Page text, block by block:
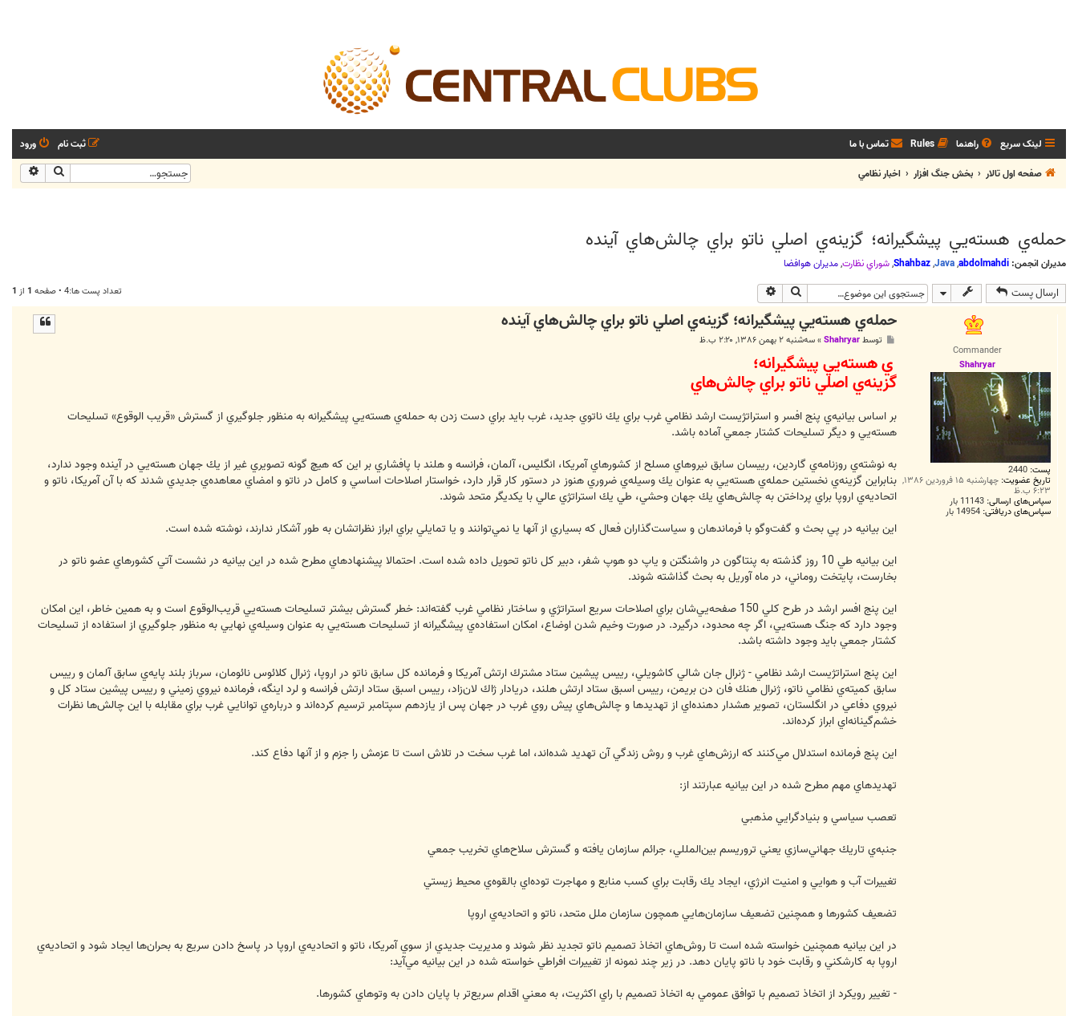
لینک سریع راهنما Rules تماس با ما ورود
ثبت نام
صفحه اول تالار
بخش جنگ افزار اخبار نظامي جستجو
حمله‌ي هسته‌يي پيشگيرانه؛ گزينه‌ي اصلي ناتو براي چالش‌هاي آينده
مدیران انجمن: abdolmahdi
,
Java
,
Shahbaz
,شوراي نظارت,مديران هوافضا
ارسال پست جستجو تعداد پست ها:4 • صفحه 1 از 1
Commander
Shahryar
پست: 2440
تاریخ عضویت: چهارشنبه ۱۵ فروردین ۱۳۸۶,
۶:۲۳ ب.ظ
سپاس‌های ارسالی: 11143 بار
سپاس‌های دریافتی: 14954 بار
حمله‌ي هسته‌يي پيشگيرانه؛ گزينه‌ي اصلي ناتو براي چالش‌هاي آينده
ت
توسطShahryar
»سه‌شنبه ۲ بهمن ۱۳۸۶, ۲:۲۰ ب.ظ
‌ي هسته‌يي پيشگيرانه؛
گزينه‌ي اصلي ناتو براي چالش‌هاي
بر اساس بيانيه‌ي پنج افسر و استراتژيست ارشد نظامي غرب براي يك ناتوي جديد، غرب بايد براي دست زدن به حمله‌ي هسته‌يي پيشگيرانه به منظور جلوگيري از گسترش «قريب الوقوع» تسليحات
هسته‌يي و ديگر تسليحات كشتار جمعي آماده باشد.
به نوشته‌ي روزنامه‌ي گاردين، رييسان سابق نيروهاي مسلح از كشورهاي آمريكا، انگليس، آلمان، فرانسه و هلند با پافشاري بر اين كه هيچ گونه تصويري غير از يك جهان هسته‌يي در آينده وجود ندارد،
بنابراين گزينه‌ي نخستين حمله‌ي هسته‌يي به عنوان يك وسيله‌ي ضروري هنوز در دستور كار قرار دارد، خواستار اصلاحات اساسي و كامل در ناتو و امضاي معاهده‌ي جديدي شدند كه با آن آمريكا، ناتو و
اتحاديه‌ي اروپا براي پرداختن به چالش‌هاي يك جهان وحشي، طي يك استراتژي عالي با يكديگر متحد شوند.
اين بيانيه در پي بحث و گفت‌وگو با فرماندهان و سياست‌گذاران فعال كه بسياري از آنها يا نمي‌توانند و يا تمايلي براي ابراز نظراتشان به طور آشكار ندارند، نوشته شده است.
اين بيانيه طي 10 روز گذشته به پنتاگون در واشنگتن و ياپ دو هوپ شفر، دبير كل ناتو تحويل داده شده است. احتمالا پيشنهادهاي مطرح شده در اين بيانيه در نشست آتي كشورهاي عضو ناتو در
بخارست، پايتخت روماني، در ماه آوريل به بحث گذاشته شوند.
اين پنج افسر ارشد در طرح كلي 150 صفحه‌يي‌شان براي اصلاحات سريع استراتژي و ساختار نظامي غرب گفته‌اند: خطر گسترش بيشتر تسليحات هسته‌يي قريب‌الوقوع است و به همين خاطر، اين امكان
وجود دارد كه جنگ هسته‌يي، اگر چه محدود، درگيرد. در صورت وخيم شدن اوضاع، امكان استفاده‌ي پيشگيرانه از تسليحات هسته‌يي به عنوان وسيله‌ي نهايي به منظور جلوگيري از استفاده از تسليحات
كشتار جمعي بايد وجود داشته باشد.
اين پنج استراتژيست ارشد نظامي - ژنرال جان شالي كاشويلي، رييس پيشين ستاد مشترك ارتش آمريكا و فرمانده‌ كل سابق ناتو در اروپا، ‌ژنرال كلائوس نائومان، سرباز بلند پايه‌ي سابق آلمان و رييس
سابق كميته‌ي نظامي ناتو، ژنرال هنك فان دن بريمن، رييس اسبق ستاد ارتش هلند، دريادار ژاك لان‌زاد، رييس اسبق ستاد ارتش فرانسه و لرد اينگه، فرمانده نيروي زميني و رييس پيشين ستاد كل و
نيروي دفاعي در انگلستان، تصوير هشدار دهنده‌اي از تهديدها و چالش‌هاي پيش روي غرب در جهان پس از يازدهم سپتامبر ترسيم كرده‌اند و درباره‌ي توانايي غرب براي مقابله با اين چالش‌ها نظرات
خشم‌گينانه‌اي ابراز كرده‌اند.
اين پنج فرمانده استدلال مي‌كنند كه ارزش‌هاي غرب و روش زندگي آن تهديد شده‌اند، اما غرب سخت در تلاش است تا عزمش را جزم و از آنها دفاع كند.
تهديدهاي مهم مطرح شده در اين بيانيه عبارتند از:
تعصب سياسي و بنيادگرايي مذهبي
جنبه‌ي تاريك جهاني‌سازي يعني تروريسم بين‌المللي، جرائم سازمان يافته و گسترش سلاح‌هاي تخريب جمعي
تغييرات آب و هوايي و امنيت انرژي، ايجاد يك رقابت براي كسب منابع و مهاجرت توده‌اي بالقوه‌ي محيط زيستي
تضعيف كشورها و همچنين تضعيف سازمان‌هايي همچون سازمان ملل متحد، ناتو و اتحاديه‌ي اروپا
در اين بيانيه همچنين خواسته شده است تا روش‌هاي اتخاذ تصميم ناتو تجديد نظر شوند و مديريت جديدي از سوي آمريكا، ناتو و اتحاديه‌ي اروپا در پاسخ دادن سريع به بحران‌ها ايجاد شود و اتحاديه‌ي
اروپا به كارشكني و رقابت خود با ناتو پايان دهد. در زير چند نمونه از تغييرات افراطي خواسته شده در اين بيانيه مي‌آيد:‌
- تغيير رويكرد از اتخاذ تصميم با توافق عمومي به اتخاذ تصميم با راي اكثريت، به معني اقدام سريع‌تر با پايان دادن به وتوهاي كشورها.